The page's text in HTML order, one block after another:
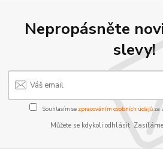
Nepropásněte
slevy!
Souhlasím se zpracováním osobních údajůza
Můžete se kdykoli odhlásit.